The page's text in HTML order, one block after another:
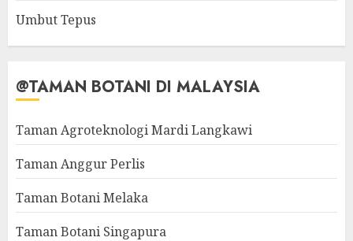
Umbut Tepus
@TAMAN BOTANI DI MALAYSIA
Taman Agroteknologi Mardi Langkawi
Taman Anggur Perlis
Taman Botani Melaka
Taman Botani Singapura